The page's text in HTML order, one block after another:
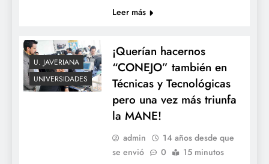
Leer más
U. JAVERIANA
UNIVERSIDADES
¡Querían hacernos
“CONEJO” también en
Técnicas y Tecnológicas
pero una vez más triunfa
la MANE!
admin
14 años desde que
se envió
0 15 minutos